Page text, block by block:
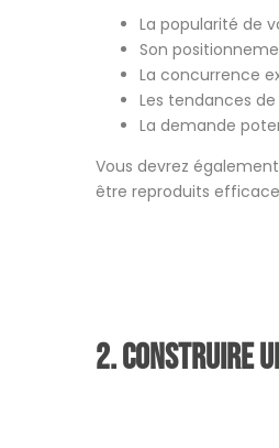
La popularité de
Son
La concurrence
Les tendances
La demande
Vous devrez
être reproduits
2. Construire